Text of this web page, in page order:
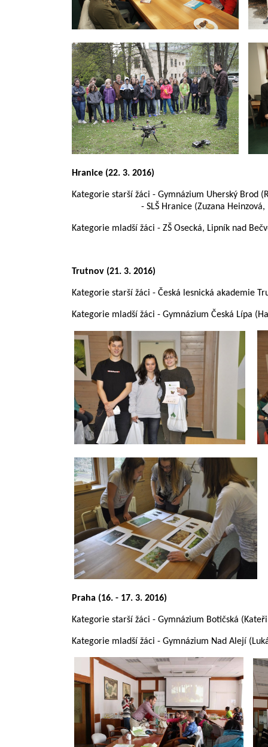
Hranice (22. 3. 2016)
Kategorie starší žáci - Gymnázium Uherský Brod
- SLŠ Hranice (Zuzana Heinzová,
Kategorie mladší žáci - ZŠ Osecká, Lipník nad
Trutnov (21. 3. 2016)
Kategorie starší žáci - Česká lesnická akademie
Kategorie mladší žáci - Gymnázium Česká Lípa
Praha (16. - 17. 3. 2016)
Kategorie starší žáci - Gymnázium Botičská
Kategorie mladší žáci - Gymnázium Nad Alejí